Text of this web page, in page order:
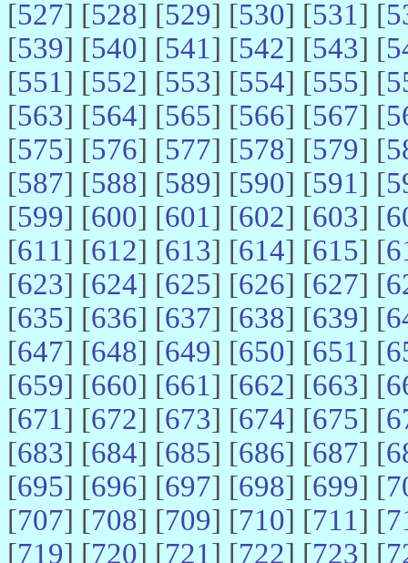
[527] [528] [529] [530] [531] [
[539] [540] [541] [542] [543] [
[551] [552] [553] [554] [555] [
[563] [564] [565] [566] [567] [
[575] [576] [577] [578] [579] [
[587] [588] [589] [590] [591] [
[599] [600] [601] [602] [603] [
[611] [612] [613] [614] [615] [
[623] [624] [625] [626] [627] [
[635] [636] [637] [638] [639] [
[647] [648] [649] [650] [651] [
[659] [660] [661] [662] [663] [
[671] [672] [673] [674] [675] [
[683] [684] [685] [686] [687] [
[695] [696] [697] [698] [699] [
[707] [708] [709] [710] [711] [
[719] [720] [721] [722] [723] [